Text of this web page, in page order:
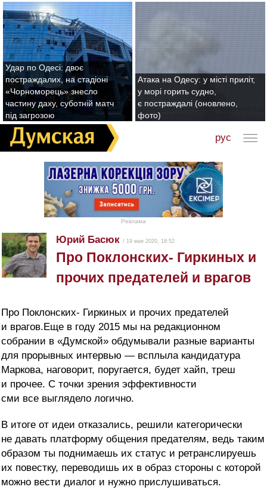
Удар по Одесі: двоє
постраждалих, на стадіоні
«Чорноморець» знесло
частину даху, суботній матч
під загрозою
Атака на Одесу: у місті приліт,
у морі горить судно,
є постраждалі (оновлено,
фото)
рус
Реклама
Юрий Басюк / 19 мая 2020, 18:52
Про Поклонских- Гиркиных и
прочих предателей и врагов
Про Поклонских- Гиркиных и прочих предателей
и врагов.Еще в году 2015 мы на редакционном
собрании в «Думской» обдумывали разные варианты
для прорывных интервью — всплыла кандидатура
Маркова, наговорит, поругается, будет хайп, треш
и прочее. С точки зрения эффективности
сми все выглядело логично.
В итоге от идеи отказались, решили категорически
не давать платформу общения предателям, ведь таким
образом ты поднимаешь их статус и ретранслируешь
их повестку, переводишь их в образ стороны с которой
можно вести диалог и нужно прислушиваться.